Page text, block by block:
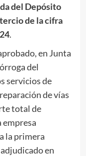
del Depósito
de la cifra
.
en Junta
del
servicios de
de vías
total de
empresa
la primera
en